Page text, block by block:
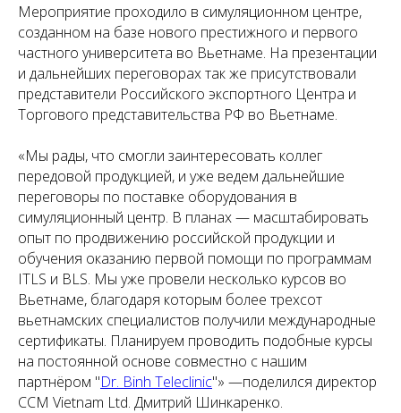
Мероприятие проходило в симуляционном центре,
созданном на базе нового престижного и первого
частного университета во Вьетнаме. На презентации
и дальнейших переговорах так же присутствовали
представители Российского экспортного Центра и
Торгового представительства РФ во Вьетнаме.
«Мы рады, что смогли заинтересовать коллег
передовой продукцией, и уже ведем дальнейшие
переговоры по поставке оборудования в
симуляционный центр. В планах — масштабировать
опыт по продвижению российской продукции и
обучения оказанию первой помощи по программам
ITLS и BLS. Мы уже провели несколько курсов во
Вьетнаме, благодаря которым более трехсот
вьетнамских специалистов получили международные
сертификаты. Планируем проводить подобные курсы
на постоянной основе совместно с нашим
партнёром "Dr. Binh Teleclinic"» —поделился директор
CCM Vietnam Ltd. Дмитрий Шинкаренко.